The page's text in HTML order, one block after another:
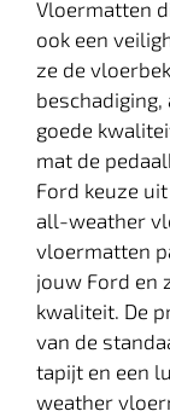
Vloermatten
ook een
ze de
goede
mat de
Ford keuze
all-weather
vloermatten
jouw Ford en
kwaliteit. De
van de
tapijt en een
weather